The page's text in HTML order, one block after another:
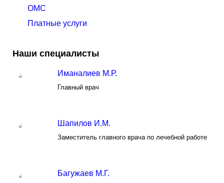
ОМС
Платные услуги
Наши специалисты
Иманалиев М.Р.
Главный врач
Шапилов И.М.
Заместитель главного врача по лечебной работе
Багужаев М.Г.